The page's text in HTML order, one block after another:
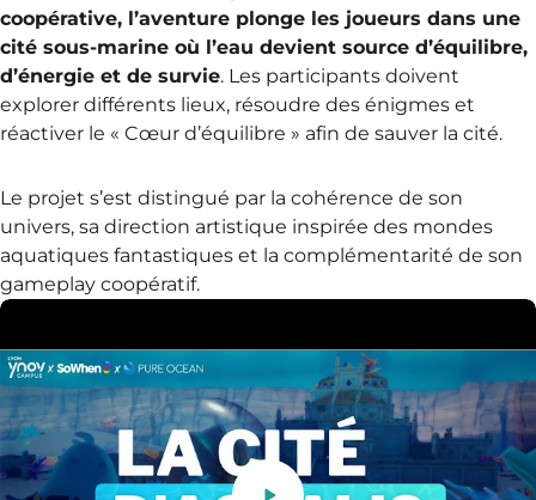
coopérative, l’aventure plonge les joueurs dans une
cité sous-marine où l’eau devient source d’équilibre,
d’énergie et de survie. Les participants doivent
explorer différents lieux, résoudre des énigmes et
réactiver le « Cœur d’équilibre » afin de sauver la cité.
Le projet s’est distingué par la cohérence de son
univers, sa direction artistique inspirée des mondes
aquatiques fantastiques et la complémentarité de son
gameplay coopératif.